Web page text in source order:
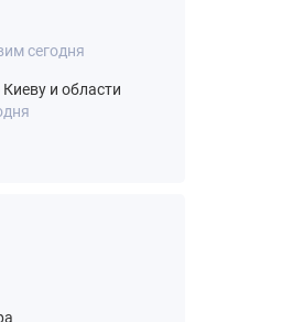
сегодня
и области